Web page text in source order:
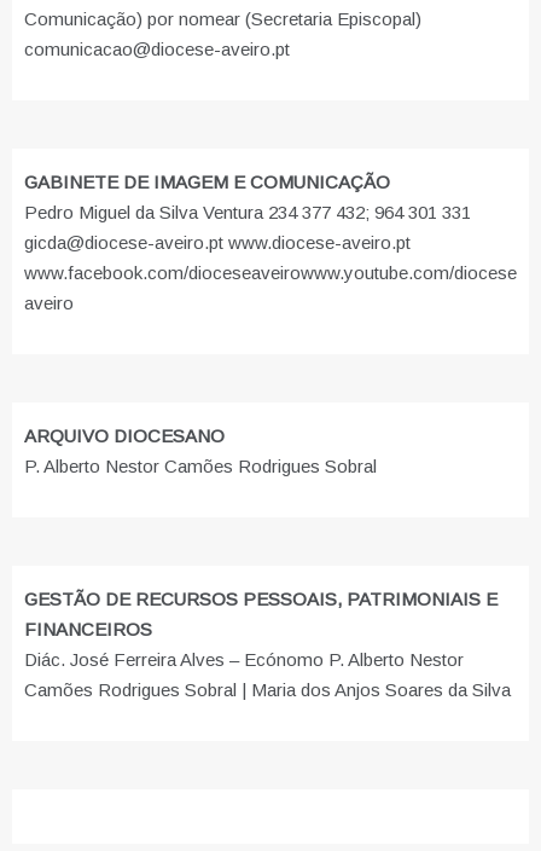
Comunicação) por nomear (Secretaria Episcopal)
comunicacao@diocese-aveiro.pt
GABINETE DE IMAGEM E COMUNICAÇÃO
Pedro Miguel da Silva Ventura 234 377 432; 964 301 331
gicda@diocese-aveiro.pt www.diocese-aveiro.pt
www.facebook.com/dioceseaveirowww.youtube.com/diocese
aveiro
ARQUIVO DIOCESANO
P. Alberto Nestor Camões Rodrigues Sobral
GESTÃO DE RECURSOS PESSOAIS, PATRIMONIAIS E
FINANCEIROS
Diác. José Ferreira Alves – Ecónomo P. Alberto Nestor
Camões Rodrigues Sobral | Maria dos Anjos Soares da Silva